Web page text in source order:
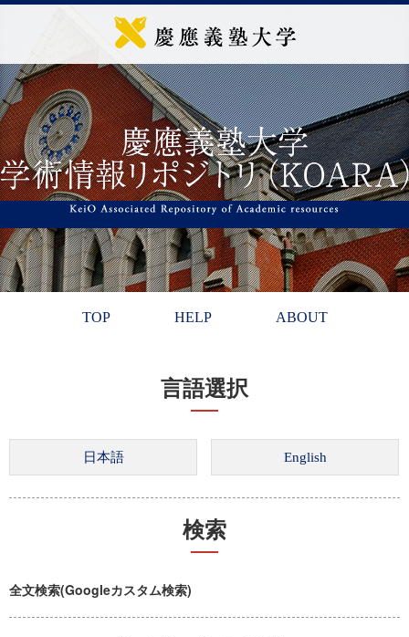
TOP HELP ABOUT
言語選択
検索
全文検索(Googleカスタム検索)